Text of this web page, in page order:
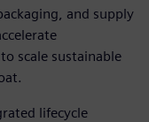
and supply
scale sustainable
lifecycle